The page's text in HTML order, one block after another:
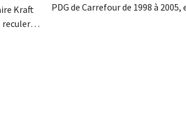
Kraft
reculer
PDG de Carrefour de 1998 à 2005,